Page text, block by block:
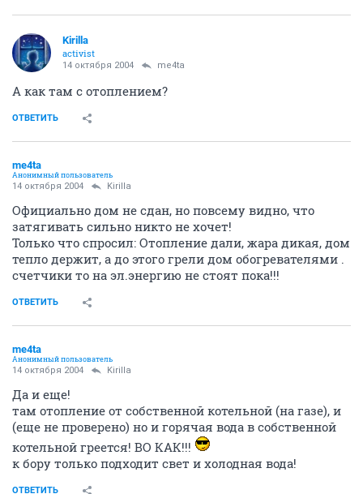
Kirilla
activist
14 октября 2004 me4ta
А как там с отоплением?
ОТВЕТИТЬ
me4ta
Анонимный пользователь
14 октября 2004 Kirilla
Официально дом не сдан, но повсему видно, что
затягивать сильно никто не хочет!
Только что спросил: Отопление дали, жара дикая, дом
тепло держит, а до этого грели дом обогревателями .
счетчики то на эл.энергию не стоят пока!!!
ОТВЕТИТЬ
me4ta
Анонимный пользователь
14 октября 2004 Kirilla
Да и еще!
там отопление от собственной котельной (на газе), и
(еще не проверено) но и горячая вода в собственной
котельной греется! ВО КАК!!!
к бору только подходит свет и холодная вода!
ОТВЕТИТЬ